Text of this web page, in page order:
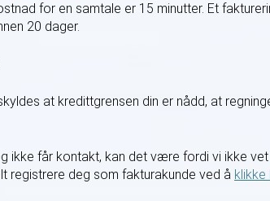
for en samtale er 15 minutter. Et
20 dager.
at kredittgrensen din er nådd, at
ikke får kontakt, kan det være fordi vi ikke
registrere deg som fakturakunde ved å klikke